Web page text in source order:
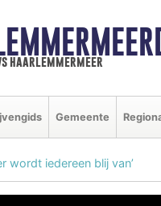
haarlemmermeer
Gemeente
wordt iedereen blij van’